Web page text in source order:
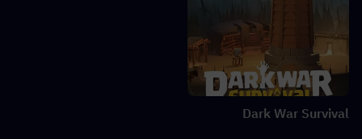
Dark War Survival